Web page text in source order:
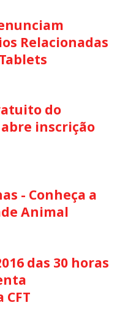
Relacionadas
do
inscrição
- Conheça a
Animal
das 30 horas